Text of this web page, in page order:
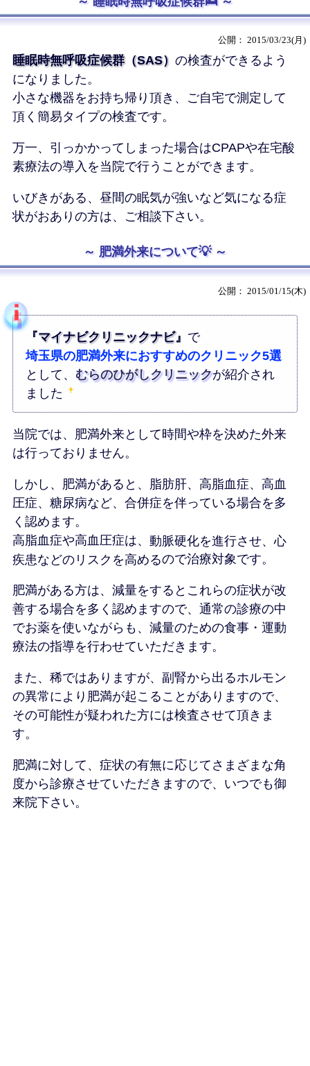
2015/03/23(月)
睡眠時無呼吸症候群（SAS） の検査ができるよう
になりました。
小さな機器をお持ち帰り頂き、ご自宅で測定して
頂く簡易タイプの検査です。
万一、引っかかってしまった場合はCPAPや在宅酸
素療法の導入を当院で行うことができます。
いびきがある、昼間の眠気が強いなど気になる症
状がおありの方は、ご相談下さい。
肥満外来について💡
2015/01/15(木)
『マイナビクリニックナビ』 で
埼玉県の肥満外来におすすめのクリニック5選
として、 むらのひがしクリニックが紹介され
ました
当院では、肥満外来として時間や枠を決めた外来
は行っておりません。
しかし、肥満があると、脂肪肝、高脂血症、高血
圧症、糖尿病など、合併症を伴っている場合を多
く認めます。
高脂血症や高血圧症は、 動脈硬化を進行させ、心
疾患などのリスクを高めるので治療対象です。
肥満がある方は、減量をするとこれらの症状が改
善する場合を多く認めますので、通常の診療の中
でお薬を使いながらも、減量のための食事・運動
療法の指導を行わせていただきます。
また、稀ではありますが、副腎から出るホルモン
の異常により肥満が起こることがありますので、
その可能性が疑われた方には検査させて頂きま
す。
肥満に対して、症状の有無に応じてさまざまな角
度から診療させていただきますので、いつでも御
来院下さい。